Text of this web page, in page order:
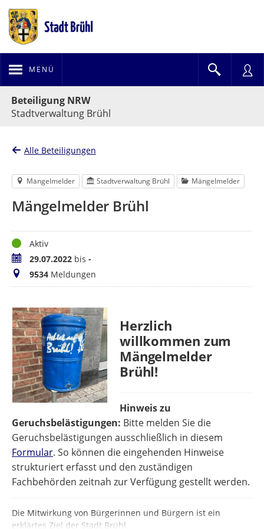
MENÜ
Beteiligung NRW
Stadtverwaltung Brühl
Alle Beteiligungen
Mängelmelder Stadtverwaltung Brühl Mängelmelder
Mängelmelder Brühl
StatusAktiv
Zeitraum29.07.2022 bis -
Meldungen
9534 Meldungen
Herzlich
willkommen zum
Mängelmelder
Brühl!
Hinweis zu
Geruchsbelästigungen: Bitte melden Sie die
Geruchsbelästigungen ausschließlich in diesem
Formular. So können die eingehenden Hinweise
strukturiert erfasst und den zuständigen
Fachbehörden zeitnah zur Verfügung gestellt werden.
Die Mitwirkung von Bürgerinnen und Bürgern ist ein
erklärtes Ziel der Stadt Brühl.